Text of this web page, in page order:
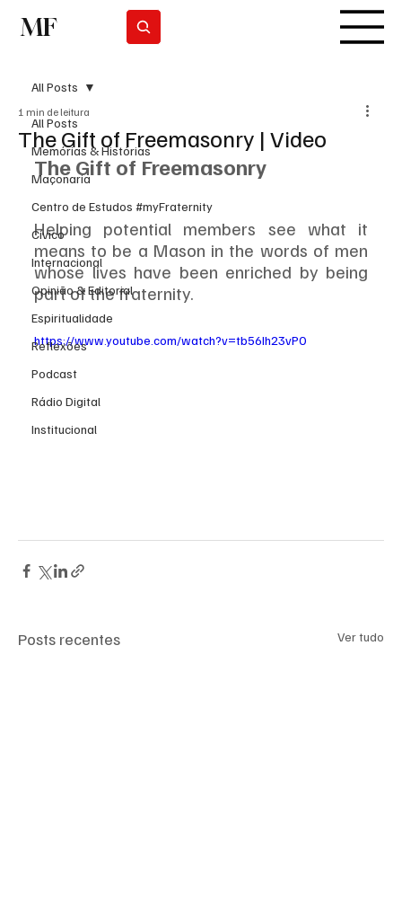
MF
All Posts
Memórias & Histórias
Maçonaria
Centro de Estudos #myFraternity
Cívico
Internacional
Opinião & Editorial
Espiritualidade
Reflexões
Podcast
Rádio Digital
Institucional
All Posts
The Gift of Freemasonry | Video
1 min de leitura
The Gift of Freemasonry
Helping potential members see what it
means to be a Mason in the words of men
whose lives have been enriched by being
part of the fraternity.
https://www.youtube.com/watch?v=tb56Ih23vP0
Posts recentes Ver tudo